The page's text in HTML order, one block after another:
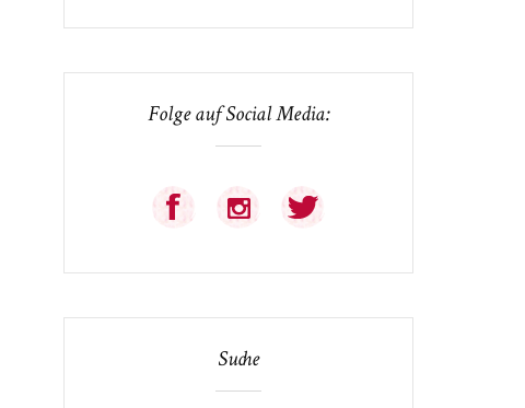
Folge auf Social Media:
Suche